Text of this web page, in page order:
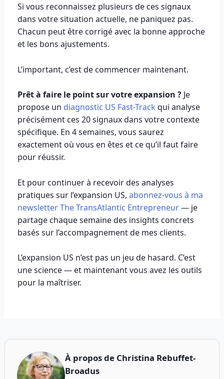
Si vous reconnaissez plusieurs de ces signaux
dans votre situation actuelle, ne paniquez pas.
Chacun peut être corrigé avec la bonne approche
et les bons ajustements.
L’important, c’est de commencer maintenant.
Prêt à faire le point sur votre expansion ?Je
propose un diagnostic US Fast-Track qui analyse
précisément ces 20 signaux dans votre contexte
spécifique. En 4 semaines, vous saurez
exactement où vous en êtes et ce qu’il faut faire
pour réussir.
Et pour continuer à recevoir des analyses
pratiques sur l’expansion US, abonnez-vous à ma
newsletter The TransAtlantic Entrepreneur— je
partage chaque semaine des insights concrets
basés sur l’accompagnement de mes clients.
L’expansion US n’est pas un jeu de hasard. C’est
une science — et maintenant vous avez les outils
pour la maîtriser.
À propos de Christina Rebuffet-
Broadus